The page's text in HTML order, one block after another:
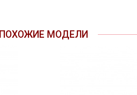
ПОХОЖИЕ МОДЕЛИ